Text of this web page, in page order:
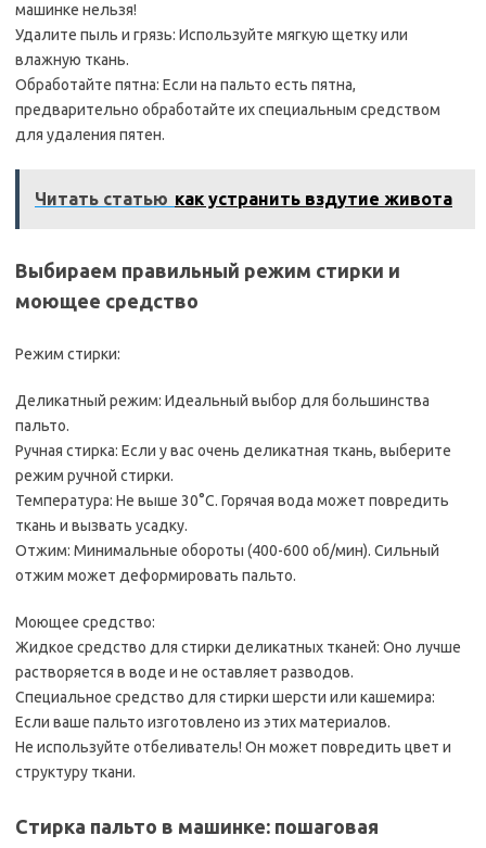
машинке нельзя!
Удалите пыль и грязь: Используйте мягкую щетку или
влажную ткань.
Обработайте пятна: Если на пальто есть пятна,
предварительно обработайте их специальным средством
для удаления пятен.
Читать статью как устранить вздутие живота
Выбираем правильный режим стирки и
моющее средство
Режим стирки:
Деликатный режим: Идеальный выбор для большинства
пальто.
Ручная стирка: Если у вас очень деликатная ткань, выберите
режим ручной стирки.
Температура: Не выше 30°C. Горячая вода может повредить
ткань и вызвать усадку.
Отжим: Минимальные обороты (400-600 об/мин). Сильный
отжим может деформировать пальто.
Моющее средство:
Жидкое средство для стирки деликатных тканей: Оно лучше
растворяется в воде и не оставляет разводов.
Специальное средство для стирки шерсти или кашемира:
Если ваше пальто изготовлено из этих материалов.
Не используйте отбеливатель! Он может повредить цвет и
структуру ткани.
Стирка пальто в машинке: пошаговая